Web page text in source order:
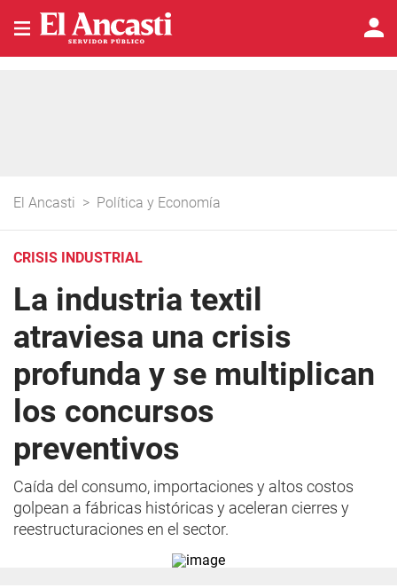
El Ancasti > Política y Economía
CRISIS INDUSTRIAL
La industria textil
atraviesa una crisis
profunda y se multiplican
los concursos
preventivos
Caída del consumo, importaciones y altos costos
golpean a fábricas históricas y aceleran cierres y
reestructuraciones en el sector.